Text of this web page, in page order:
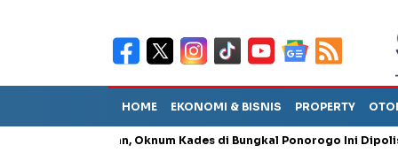
HOME EKONOMI & BISNIS PROPERTY
Penganiayaan, Oknum Kades di Bungkal Ponorogo Ini Dipolisikan